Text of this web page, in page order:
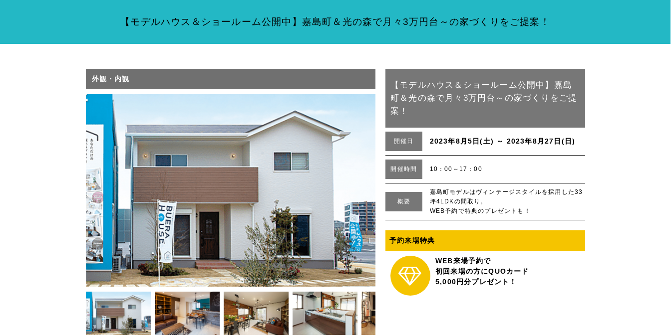
【モデルハウス＆ショールーム公開中】嘉島町＆光の森で月々3万円台～の家づくりをご提案！
【モデルハウス＆ショールーム公開中】嘉島
町＆光の森で月々3万円台～の家づくりをご提
案！
開催日 2023年8月5日(土) ～ 2023年8月27日(日)
開催時間 10：00～17：00
概要
嘉島町モデルはヴィンテージスタイルを採用した33
坪4LDKの間取り。
WEB予約で特典のプレゼントも！
予約来場特典
WEB来場予約で
初回来場の方にQUOカード
5,000円分プレゼント！
外観・内観